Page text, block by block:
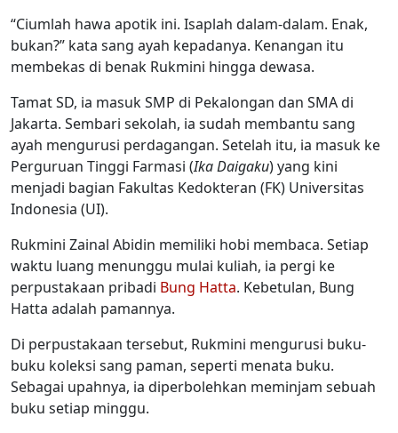
“Ciumlah hawa apotik ini. Isaplah dalam-dalam. Enak,
bukan?” kata sang ayah kepadanya. Kenangan itu
membekas di benak Rukmini hingga dewasa.
Tamat SD, ia masuk SMP di Pekalongan dan SMA di
Jakarta. Sembari sekolah, ia sudah membantu sang
ayah mengurusi perdagangan. Setelah itu, ia masuk ke
Perguruan Tinggi Farmasi (Ika Daigaku) yang kini
menjadi bagian Fakultas Kedokteran (FK) Universitas
Indonesia (UI).
Rukmini Zainal Abidin memiliki hobi membaca. Setiap
waktu luang menunggu mulai kuliah, ia pergi ke
perpustakaan pribadi Bung Hatta. Kebetulan, Bung
Hatta adalah pamannya.
Di perpustakaan tersebut, Rukmini mengurusi buku-
buku koleksi sang paman, seperti menata buku.
Sebagai upahnya, ia diperbolehkan meminjam sebuah
buku setiap minggu.